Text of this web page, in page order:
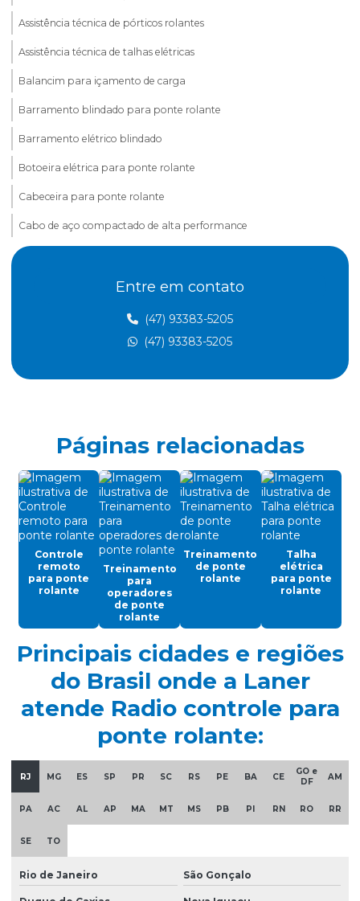
Assistência técnica de pórticos rolantes
Assistência técnica de talhas elétricas
Balancim para içamento de carga
Barramento blindado para ponte rolante
Barramento elétrico blindado
Botoeira elétrica para ponte rolante
Cabeceira para ponte rolante
Cabo de aço compactado de alta performance
Cabo de aço para elevadores
Cabo de aço para içamento de carga
Cabo de aço para movimentação de carga
Célula carga industrial
Célula de carga para ponte rolante
Chave fim de curso para ponte rolante
Controle remoto para ponte rolante
Cortina de cabo ponte rolante
Discos de freios ponte rolante multimarcas
Distribuidor autorizado swf krantechnik brasil
Empresa especializada em manutenção de ponte rolante
Empresa de ponte rolante
Empresa de talha elétrica
Empresas de barramento blindado
Empresas de manutenção em ponte rolante
Equipamentos swf krantechnik brasil
Entre em contato
(47) 93383-5205
(47) 93383-5205
Páginas relacionadas
Controle
remoto
para ponte
rolante
Treinamento
para
operadores
de ponte
rolante
Treinamento
de ponte
rolante
Talha
elétrica
para ponte
rolante
Principais cidades e regiões
do Brasil onde a Laner
atende Radio controle para
ponte rolante:
RJ MG ES SP PR SC RS PE BA CE
GO e
DF
AM
PA AC AL AP MA MT MS PB PI RN RO RR
SE TO
Rio de Janeiro São Gonçalo